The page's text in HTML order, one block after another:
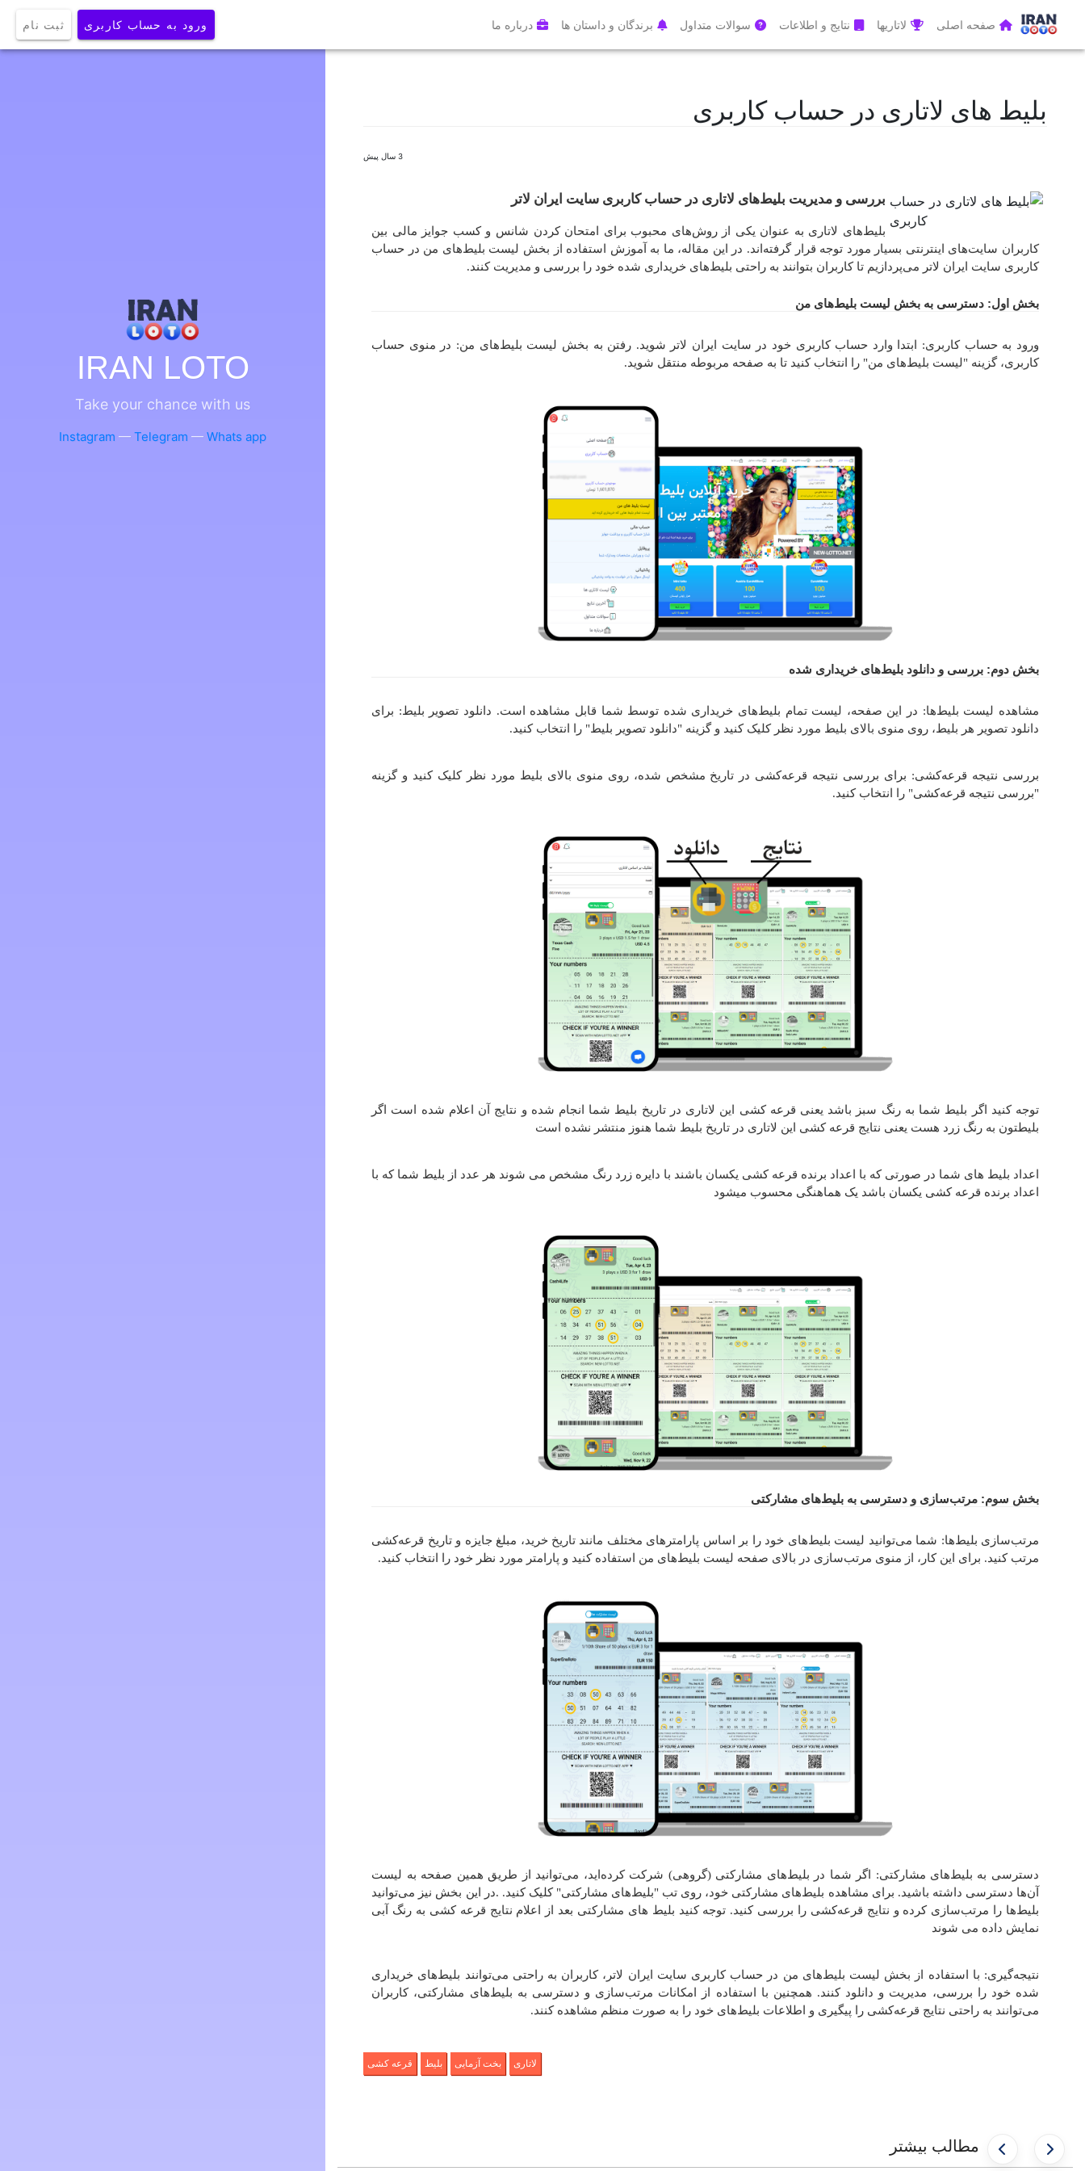
صفحه اصلی لاتاریها نتایج و اطلاعات سوالات متداول برندگان و داستان ها درباره ما ورود به حساب کاربری ثبت نام
IRAN LOTO
Take your chance with us
Instagram —Telegram —Whats app
بلیط های لاتاری در حساب کاربری
3 سال پیش
بررسی و مدیریت بلیط‌های لاتاری در حساب کاربری سایت ایران لاتر
بلیط‌های لاتاری به عنوان یکی از روش‌های محبوب برای امتحان کردن شانس و کسب جوایز مالی بین
کاربران سایت‌های اینترنتی بسیار مورد توجه قرار گرفته‌اند. در این مقاله، ما به آموزش استفاده از بخش لیست بلیط‌های من در حساب
کاربری سایت ایران لاتر می‌پردازیم تا کاربران بتوانند به راحتی بلیط‌های خریداری شده خود را بررسی و مدیریت کنند.
بخش اول: دسترسی به بخش لیست بلیط‌های من
ورود به حساب کاربری: ابتدا وارد حساب کاربری خود در سایت ایران لاتر شوید. رفتن به بخش لیست بلیط‌های من: در منوی حساب
کاربری، گزینه "لیست بلیط‌های من" را انتخاب کنید تا به صفحه مربوطه منتقل شوید.
بخش دوم: بررسی و دانلود بلیط‌های خریداری شده
مشاهده لیست بلیط‌ها: در این صفحه، لیست تمام بلیط‌های خریداری شده توسط شما قابل مشاهده است. دانلود تصویر بلیط: برای
دانلود تصویر هر بلیط، روی منوی بالای بلیط مورد نظر کلیک کنید و گزینه "دانلود تصویر بلیط" را انتخاب کنید.
بررسی نتیجه قرعه‌کشی: برای بررسی نتیجه قرعه‌کشی در تاریخ مشخص شده، روی منوی بالای بلیط مورد نظر کلیک کنید و گزینه
"بررسی نتیجه قرعه‌کشی" را انتخاب کنید.
توجه کنید اگر بلیط شما به رنگ سبز باشد یعنی قرعه کشی این لاتاری در تاریخ بلیط شما انجام شده و نتایج آن اعلام شده است اگر
بلیطتون به رنگ زرد هست یعنی نتایج قرعه کشی این لاتاری در تاریخ بلیط شما هنوز منتشر نشده است
اعداد بلیط های شما در صورتی که با اعداد برنده قرعه کشی یکسان باشند با دایره زرد رنگ مشخص می شوند هر عدد از بلیط شما که با
اعداد برنده قرعه کشی یکسان باشد یک هماهنگی محسوب میشود
بخش سوم: مرتب‌سازی و دسترسی به بلیط‌های مشارکتی
مرتب‌سازی بلیط‌ها: شما می‌توانید لیست بلیط‌های خود را بر اساس پارامتر‌های مختلف مانند تاریخ خرید، مبلغ جایزه و تاریخ قرعه‌کشی
مرتب کنید. برای این کار، از منوی مرتب‌سازی در بالای صفحه لیست بلیط‌های من استفاده کنید و پارامتر مورد نظر خود را انتخاب کنید.
دسترسی به بلیط‌های مشارکتی: اگر شما در بلیط‌های مشارکتی (گروهی) شرکت کرده‌اید، می‌توانید از طریق همین صفحه به لیست
آن‌ها دسترسی داشته باشید. برای مشاهده بلیط‌های مشارکتی خود، روی تب "بلیط‌های مشارکتی" کلیک کنید. .در این بخش نیز می‌توانید
بلیط‌ها را مرتب‌سازی کرده و نتایج قرعه‌کشی را بررسی کنید. توجه کنید بلیط های مشارکتی بعد از اعلام نتایج قرعه کشی به رنگ آبی
نمایش داده می شوند
نتیجه‌گیری: با استفاده از بخش لیست بلیط‌های من در حساب کاربری سایت ایران لاتر، کاربران به راحتی می‌توانند بلیط‌های خریداری
شده خود را بررسی، مدیریت و دانلود کنند. همچنین با استفاده از امکانات مرتب‌سازی و دسترسی به بلیط‌های مشارکتی، کاربران
می‌توانند به راحتی نتایج قرعه‌کشی را پیگیری و اطلاعات بلیط‌های خود را به صورت منظم مشاهده کنند.
لاتاری بخت آزمایی بلیط قرعه کشی
مطالب بیشتر